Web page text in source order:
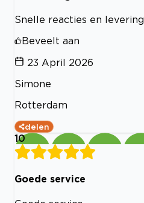
Snelle reacties en levering
Beveelt aan
23 April 2026
Simone
Rotterdam
delen
10
Goede service